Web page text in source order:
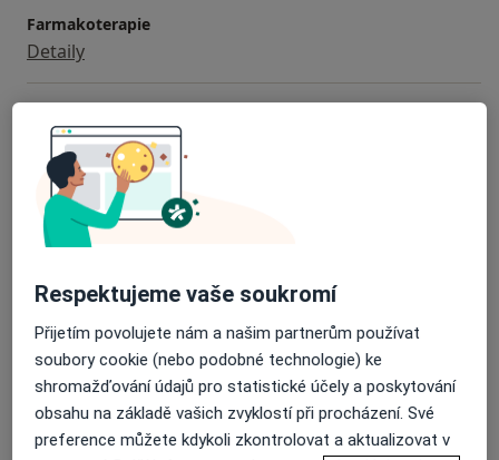
Farmakoterapie
Detaily
Detaily
Krevní test
Detaily
Psychiatrická konzultace
Detaily
Psychiatrické vyšetření
Detaily
+ 3 služby
Respektujeme vaše soukromí
Přijetím povolujete nám a našim partnerům používat
soubory cookie (nebo podobné technologie) ke
shromažďování údajů pro statistické účely a poskytování
obsahu na základě vašich zvyklostí při procházení. Své
preference můžete kdykoli zkontrolovat a aktualizovat v